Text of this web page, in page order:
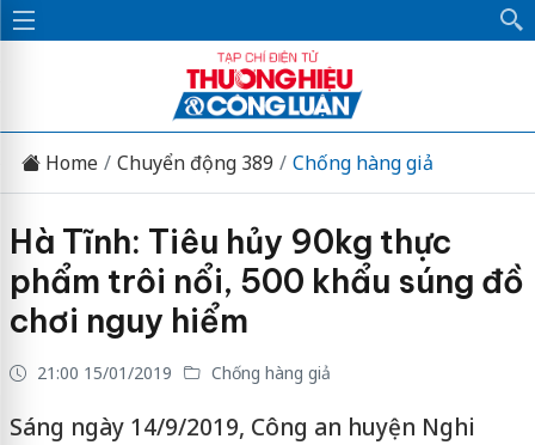
Home Chuyển động 389 Chống hàng giả
Hà Tĩnh: Tiêu hủy 90kg thực
phẩm trôi nổi, 500 khẩu súng đồ
chơi nguy hiểm
21:00 15/01/2019 Chống hàng giả
Sáng ngày 14/9/2019, Công an huyện Nghi